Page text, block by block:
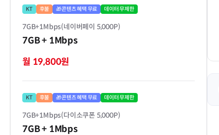
KT 후불 🎁콘텐츠 혜택 무료 데이터 무제한
7GB+1Mbps(네이버페이 5,000P)
7GB+ 1Mbps
월 19,800원
KT 후불 🎁콘텐츠 혜택 무료 데이터 무제한
7GB+1Mbps(다이소쿠폰 5,000P)
7GB+ 1Mbps